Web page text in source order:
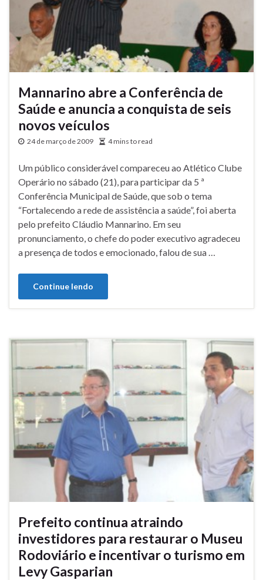
Mannarino abre a Conferência de
Saúde e anuncia a conquista de seis
novos veículos
24 de março de 2009 4 mins to read
Um público considerável compareceu ao Atlético Clube
Operário no sábado (21), para participar da 5 ª
Conferência Municipal de Saúde, que sob o tema
“Fortalecendo a rede de assistência a saúde”, foi aberta
pelo prefeito Cláudio Mannarino. Em seu
pronunciamento, o chefe do poder executivo agradeceu
a presença de todos e emocionado, falou de sua …
Continue lendo
Prefeito continua atraindo
investidores para restaurar o Museu
Rodoviário e incentivar o turismo em
Levy Gasparian